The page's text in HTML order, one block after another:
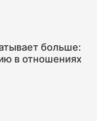
больше:
в отношениях